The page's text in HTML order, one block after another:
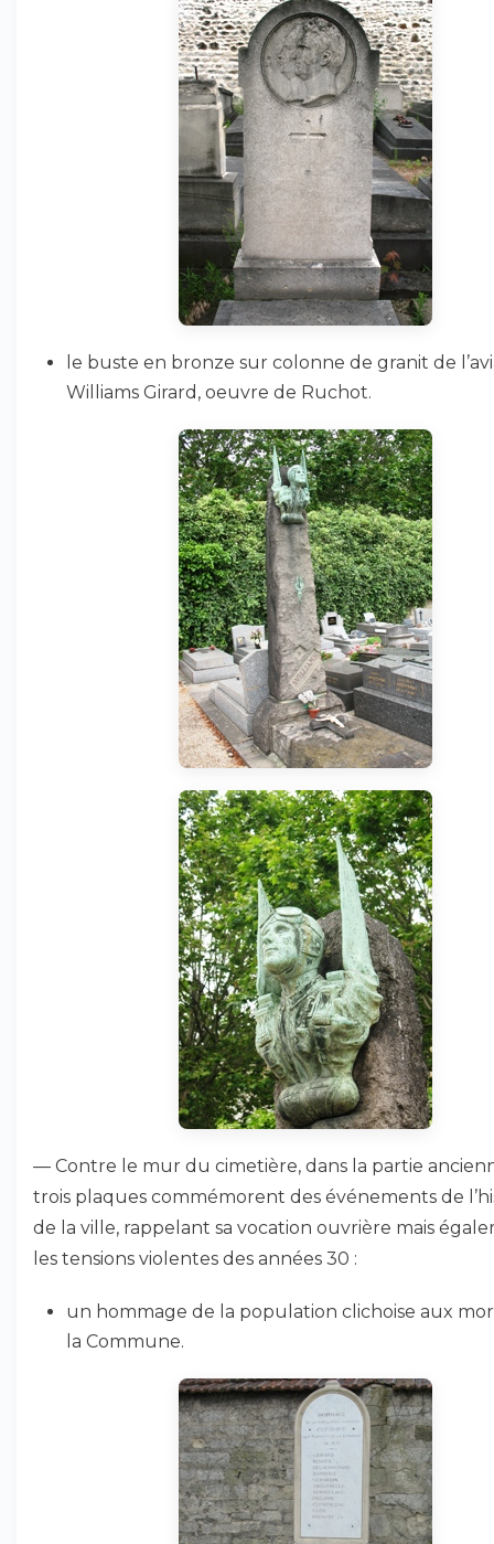
le buste en bronze sur colonne de granit de
Williams Girard, oeuvre de Ruchot.
— Contre le mur du cimetière, dans la partie
trois plaques commémorent des événements de
de la ville, rappelant sa vocation ouvrière mais
les tensions violentes des années 30 :
un hommage de la population clichoise aux
la Commune.